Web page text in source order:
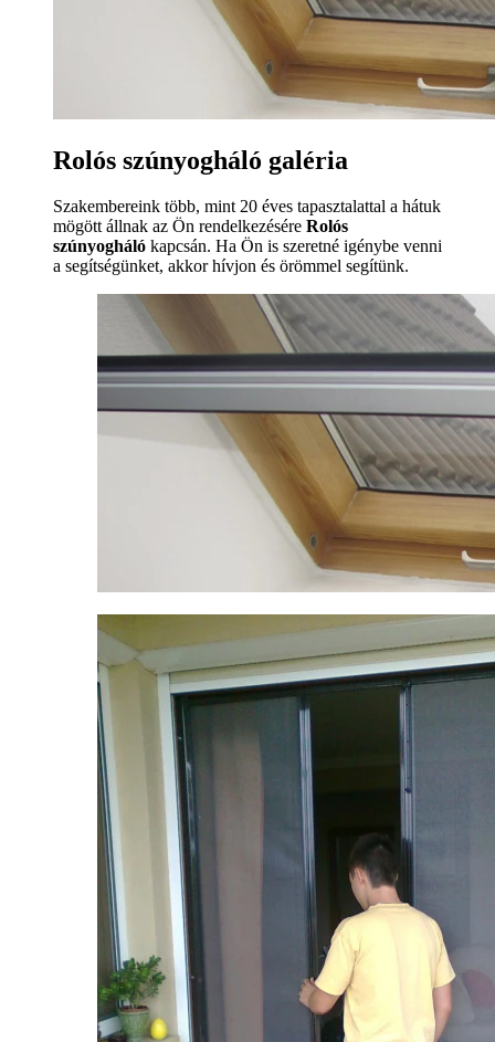
Rolós szúnyogháló galéria
Szakembereink több, mint 20 éves tapasztalattal a hátuk
mögött állnak az Ön rendelkezésére Rolós
szúnyogháló kapcsán. Ha Ön is szeretné igénybe venni
a segítségünket, akkor hívjon és örömmel segítünk.